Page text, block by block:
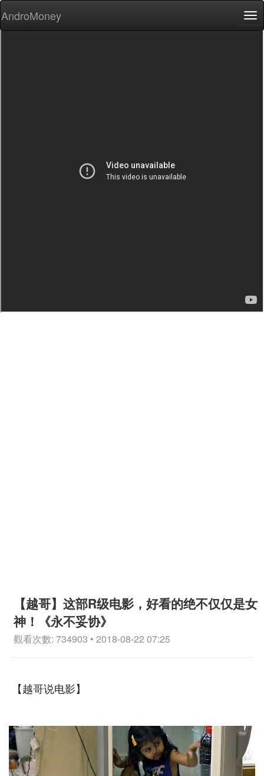
AndroMoney
【越哥】这部R级电影，好看的绝不仅仅是女
神！《永不妥协》
觀看次數: 734903 • 2018-08-22 07:25
【越哥说电影】